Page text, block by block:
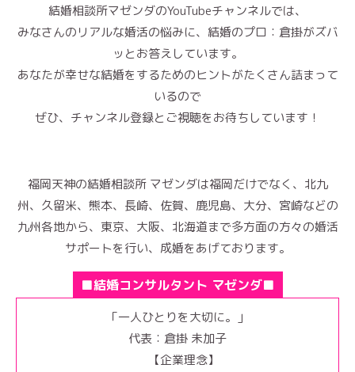
結婚相談所マゼンダのYouTubeチャンネルでは、
みなさんのリアルな婚活の悩みに、結婚のプロ：倉掛がズバ
ッとお答えしています。
あなたが幸せな結婚をするためのヒントがたくさん詰まって
いるので
ぜひ、チャンネル登録とご視聴をお待ちしています！
福岡天神の結婚相談所 マゼンダは福岡だけでなく、北九
州、久留米、熊本、長崎、佐賀、鹿児島、大分、宮崎などの
九州各地から、東京、大阪、北海道まで多方面の方々の婚活
サポートを行い、成婚をあげております。
■結婚コンサルタント マゼンダ■
「一人ひとりを大切に。」
代表：倉掛 未加子
【企業理念】